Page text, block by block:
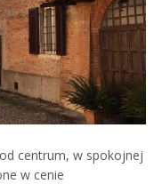
centrum, w spokojnej
w cenie